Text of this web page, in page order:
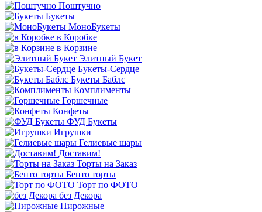
Поштучно
Букеты
МоноБукеты
в Коробке
в Корзине
Элитный Букет
Букеты-Сердце
Букеты Баблс
Комплименты
Горшечные
Конфеты
ФУД Букеты
Игрушки
Гелиевые шары
Доставим!
Торты на Заказ
Бенто торты
Торт по ФОТО
без Декора
Пирожные